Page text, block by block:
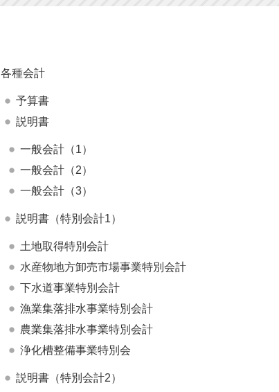
各種会計
予算書
説明書
一般会計（1）
一般会計（2）
一般会計（3）
説明書（特別会計1）
土地取得特別会計
水産物地方卸売市場事業特別会計
下水道事業特別会計
漁業集落排水事業特別会計
農業集落排水事業特別会計
浄化槽整備事業特別会
説明書（特別会計2）